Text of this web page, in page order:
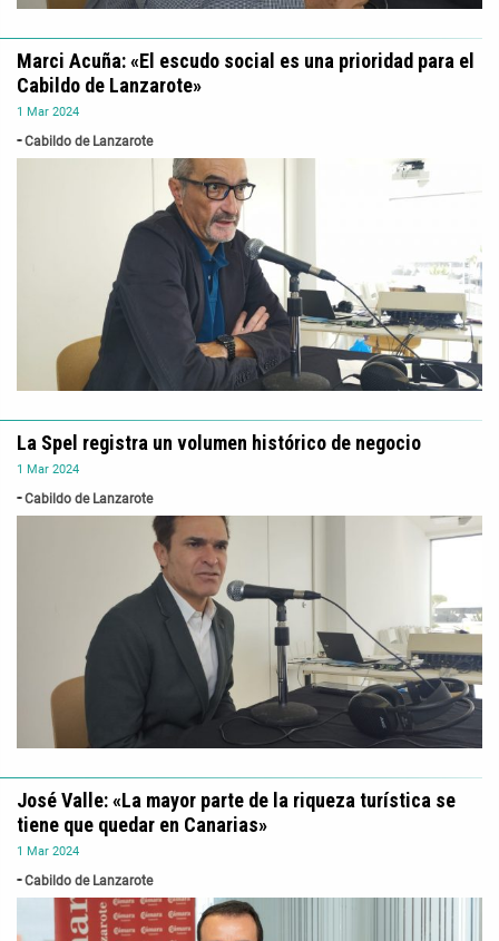
1 Mar 2024
Cabildo de Lanzarote
Marci Acuña: «El escudo social es una prioridad para el
Cabildo de Lanzarote»
1 Mar 2024
Cabildo de Lanzarote
La Spel registra un volumen histórico de negocio
1 Mar 2024
Cabildo de Lanzarote
José Valle: «La mayor parte de la riqueza turística se
tiene que quedar en Canarias»